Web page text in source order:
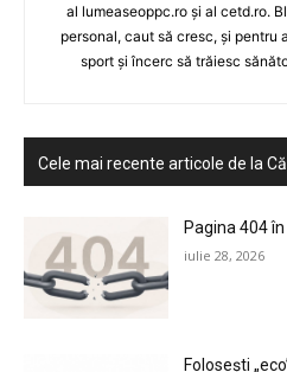
al lumeaseoppc.ro și al cetd.ro.
personal, caut să cresc, și pentru
sport și încerc să trăiesc
Cele mai recente articole de la
Pagina 404 în
iulie 28, 2026
Folosești